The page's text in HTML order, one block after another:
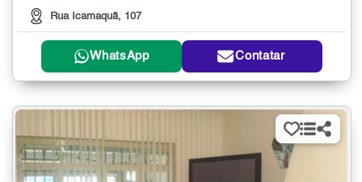
Rua Icamaquã, 107
WhatsApp Contatar